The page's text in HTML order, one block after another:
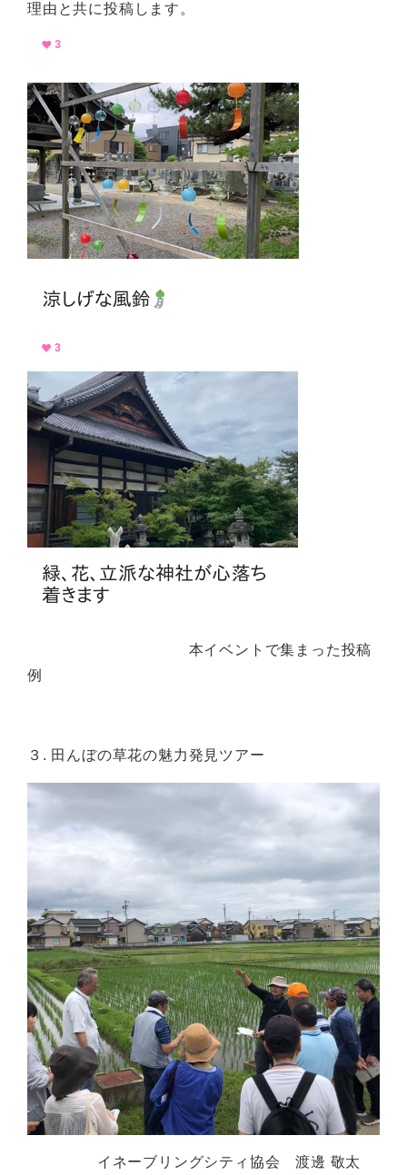
理由と共に投稿します。
本イベントで集まった投稿
例
３. 田んぼの草花の魅力発見ツアー
イネーブリングシティ協会 渡邊 敬太